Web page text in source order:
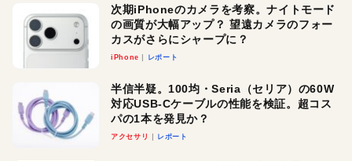
次期iPhoneのカメラを考察。ナイトモード
の画質が大幅アップ？ 望遠カメラのフォー
カスがさらにシャープに？
iPhone レポート
半信半疑。100均・Seria（セリア）の60W
対応USB-Cケーブルの性能を検証。超コス
パの1本を発見か？
アクセサリ レポート